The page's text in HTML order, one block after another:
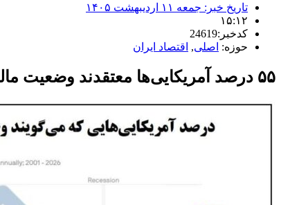
تاریخ خبر: جمعه ۱۱ اردیبهشت ۱۴۰۵
۱۵:۱۲
کدخبر:24619
حوزه: اصلی, اقتصاد ایران
۵۵ درصد آمریکایی‌ها معتقدند وضعیت مالی‌شان رو به وخامت است